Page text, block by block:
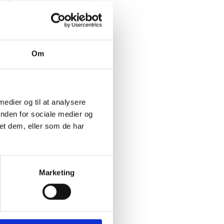
Om
og til at analysere
for sociale medier og
dem, eller som de har
Marketing
om
en